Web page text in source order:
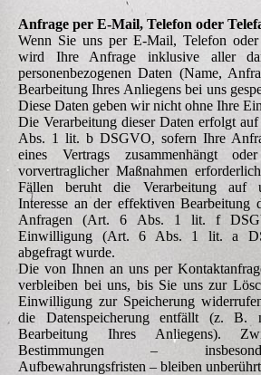
Anfrage per E-Mail, Telefon oder
Wenn Sie uns per E-Mail, Telefon oder
wird Ihre Anfrage inklusive aller
personenbezogenen Daten (Name,
Bearbeitung Ihres Anliegens bei uns
Diese Daten geben wir nicht ohne Ihre
Die Verarbeitung dieser Daten erfolgt
Abs. 1 lit. b DSGVO, sofern Ihre
eines Vertrags zusammenhängt
vorvertraglicher Maßnahmen
Fällen beruht die Verarbeitung auf
Interesse an der effektiven Bearbeitung
Anfragen (Art. 6 Abs. 1 lit. f
Einwilligung (Art. 6 Abs. 1 lit. a
abgefragt wurde.
Die von Ihnen an uns per
verbleiben bei uns, bis Sie uns zur
Einwilligung zur Speicherung
die Datenspeicherung entfällt (z. B.
Bearbeitung Ihres Anliegens).
Bestimmungen –
Aufbewahrungsfristen – bleiben